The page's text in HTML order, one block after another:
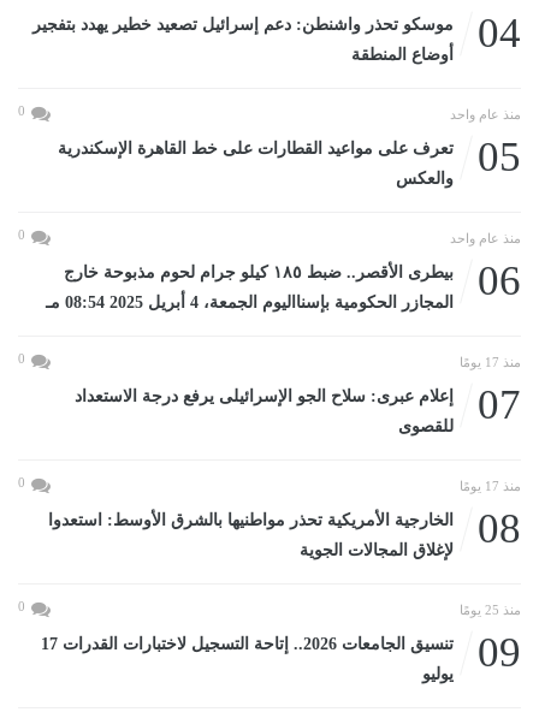
04
موسكو تحذر واشنطن: دعم إسرائيل تصعيد خطير يهدد بتفجير
أوضاع المنطقة
منذ عام واحد 0
05
تعرف على مواعيد القطارات على خط القاهرة الإسكندرية
والعكس
منذ عام واحد 0
06
بيطرى الأقصر.. ضبط ١٨٥ كيلو جرام لحوم مذبوحة خارج
المجازر الحكومية بإسنااليوم الجمعة، 4 أبريل 2025 08:54 مـ
منذ 17 يومًا 0
07
إعلام عبرى: سلاح الجو الإسرائيلى يرفع درجة الاستعداد
للقصوى
منذ 17 يومًا 0
08
الخارجية الأمريكية تحذر مواطنيها بالشرق الأوسط: استعدوا
لإغلاق المجالات الجوية
منذ 25 يومًا 0
09
تنسيق الجامعات 2026.. إتاحة التسجيل لاختبارات القدرات 17
يوليو